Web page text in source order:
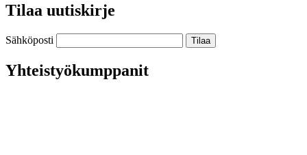
Tilaa uutiskirje
Sähköposti
Yhteistyökumppanit